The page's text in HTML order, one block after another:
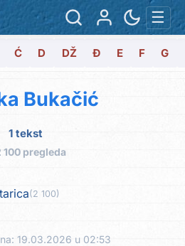
☰
Ć D DŽ Đ E F G
Bukačić
1 tekst
100 pregleda
(2 100)
19.03.2026 u 02:53